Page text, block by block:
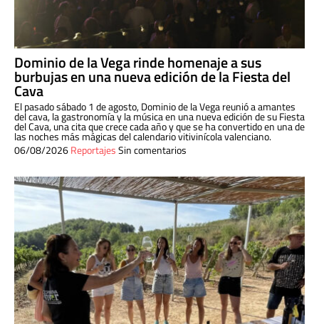
Dominio de la Vega rinde homenaje a sus
burbujas en una nueva edición de la Fiesta del
Cava
El pasado sábado 1 de agosto, Dominio de la Vega reunió a amantes
del cava, la gastronomía y la música en una nueva edición de su Fiesta
del Cava, una cita que crece cada año y que se ha convertido en una de
las noches más mágicas del calendario vitivinícola valenciano.
06/08/2026ReportajesSin comentarios